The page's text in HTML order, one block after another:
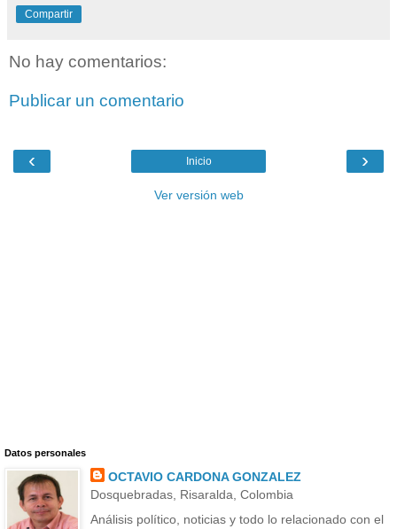
Compartir
No hay comentarios:
Publicar un comentario
‹ ›
Inicio
Ver versión web
Datos personales
OCTAVIO CARDONA GONZALEZ
Dosquebradas, Risaralda, Colombia
Análisis político, noticias y todo lo relacionado con el